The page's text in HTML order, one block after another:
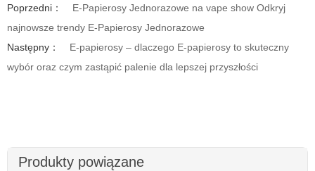
Poprzedni：
E-Papierosy Jednorazowe na vape show Odkryj
najnowsze trendy E-Papierosy Jednorazowe
Następny：
E-papierosy – dlaczego E-papierosy to skuteczny
wybór oraz czym zastąpić palenie dla lepszej przyszłości
Produkty powiązane